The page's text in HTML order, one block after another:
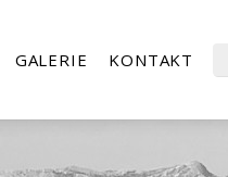
GALERIE KONTAKT